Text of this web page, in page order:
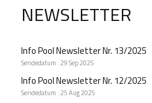
NEWSLETTER
Info Pool Newsletter Nr. 13/2025
Sendedatum : 29 Sep 2025
Info Pool Newsletter Nr. 12/2025
Sendedatum : 25 Aug 2025